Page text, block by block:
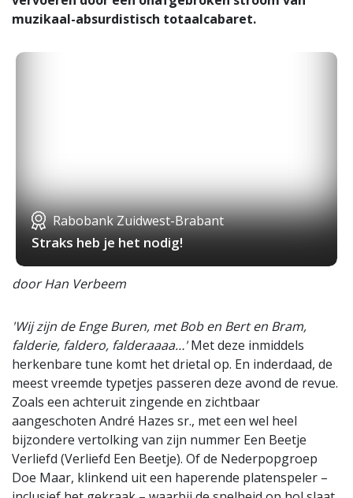
muzikaal-absurdistisch totaalcabaret.
Rabobank Zuidwest-Brabant
Straks heb je het nodig!
door Han Verbeem
'Wij zijn de Enge Buren, met Bob en Bert en Bram,
falderie, faldero, falderaaaa…'Met deze inmiddels
herkenbare tune komt het drietal op. En inderdaad, de
meest vreemde typetjes passeren deze avond de revue.
Zoals een achteruit zingende en zichtbaar
aangeschoten André Hazes sr., met een wel heel
bijzondere vertolking van zijn nummer Een Beetje
Verliefd (Verliefd Een Beetje). Of de Nederpopgroep
Doe Maar, klinkend uit een haperende platenspeler –